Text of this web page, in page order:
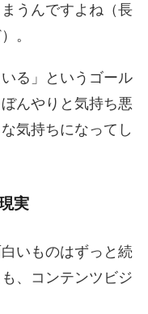
うんですよね（長
。
る」というゴール
んやりと気持ち悪
気持ちになってし
実
いものはずっと続
、コンテンツビジ